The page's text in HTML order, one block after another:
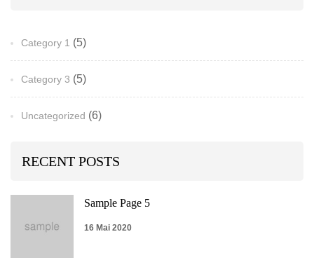
Category 1 (5)
Category 3 (5)
Uncategorized (6)
RECENT POSTS
Sample Page 5
16 Mai 2020